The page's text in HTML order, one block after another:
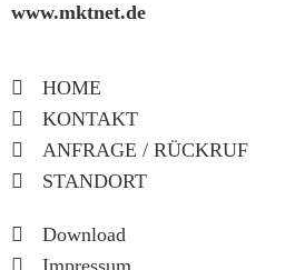
www.mktnet.de
HOME
KONTAKT
ANFRAGE / RÜCKRUF
STANDORT
Download
Impressum